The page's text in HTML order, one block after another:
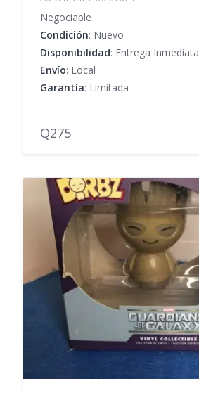
Negociable
Condición: Nuevo
Disponibilidad: Entrega Inmediata
Envío: Local
Garantía: Limitada
Q275